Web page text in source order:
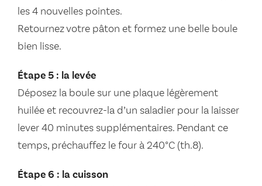
les 4 nouvelles pointes.
Retournez votre pâton et formez une belle boule
bien lisse.
Étape 5 : la levée
Déposez la boule sur une plaque légèrement
huilée et recouvrez-la d’un saladier pour la laisser
lever 40 minutes supplémentaires. Pendant ce
temps, préchauffez le four à 240°C (th.8).
Étape 6 : la cuisson